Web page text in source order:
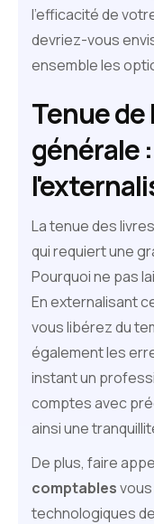
l'efficacité de
devriez-vous
ensemble les
Tenue
générale
La tenue des
qui requiert une
Pourquoi ne pas
En externalisant
vous libérez du
également les
instant un
comptes avec
ainsi une
De plus, faire
comptables
technologiques